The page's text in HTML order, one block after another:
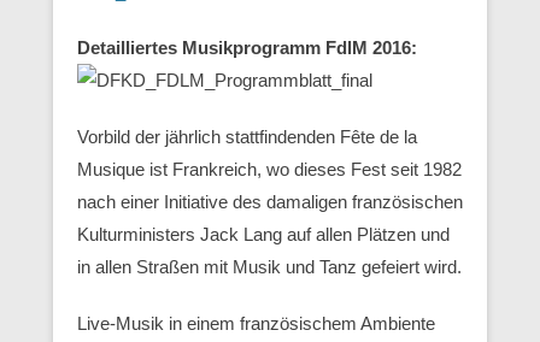
Detailliertes Musikprogramm FdlM 2016:
Vorbild der jährlich stattfindenden Fête de la
Musique ist Frankreich, wo dieses Fest seit 1982
nach einer Initiative des damaligen französischen
Kulturministers Jack Lang auf allen Plätzen und
in allen Straßen mit Musik und Tanz gefeiert wird.
Live-Musik in einem französischem Ambiente